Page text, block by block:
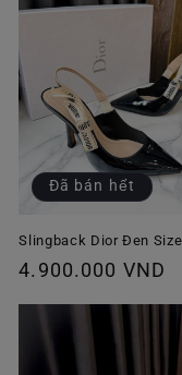
Đã bán hết
Slingback Dior Đen
Giá
thường
4.900.000 VND